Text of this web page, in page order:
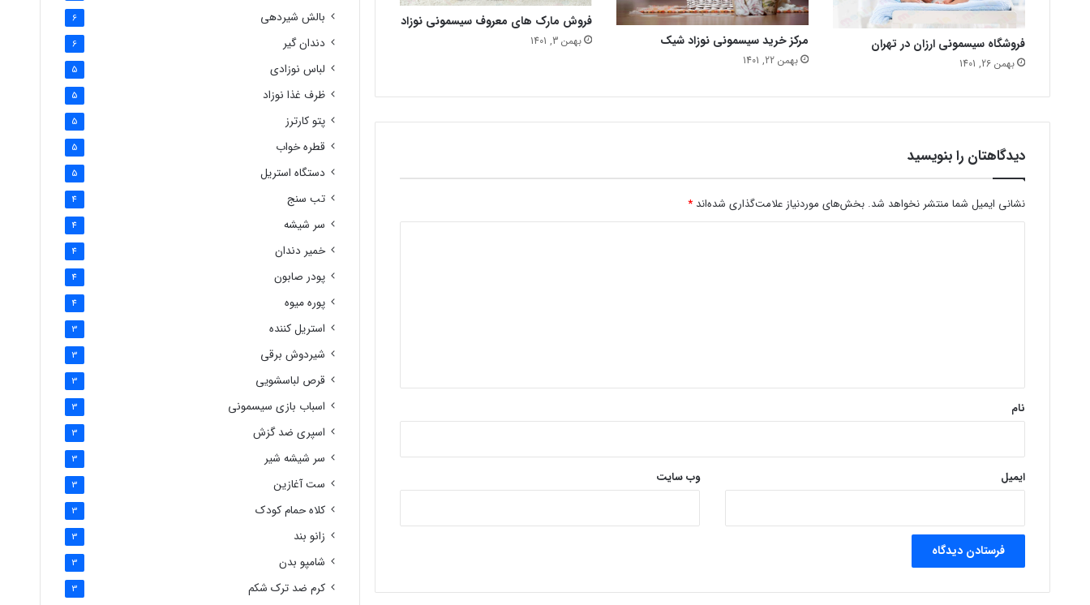
فروشگاه سیسمونی ارزان در تهران
بهمن 26, 1401
مرکز خرید سیسمونی نوزاد شیک
بهمن 22, 1401
فروش مارک های معروف سیسمونی نوزاد
بهمن 3, 1401
دیدگاهتان را بنویسید
نشانی ایمیل شما منتشر نخواهد شد. بخش‌های موردنیاز علامت‌گذاری شده‌اند *
نام
ایمیل وب‌ سایت
بالش شیردهی 6
دندان گیر 6
لباس نوزادی 5
ظرف غذا نوزاد 5
پتو کارترز 5
قطره خواب 5
دستگاه استریل 5
تب سنج 4
سر شیشه 4
خمیر دندان 4
پودر صابون 4
پوره میوه 4
استریل کننده 3
شیردوش برقی 3
قرص لباسشویی 3
اسباب بازی سیسمونی 3
اسپری ضد گزش 3
سر شیشه شیر 3
ست آغازین 3
کلاه حمام کودک 3
زانو بند 3
شامپو بدن 3
کرم ضد ترک شکم 3